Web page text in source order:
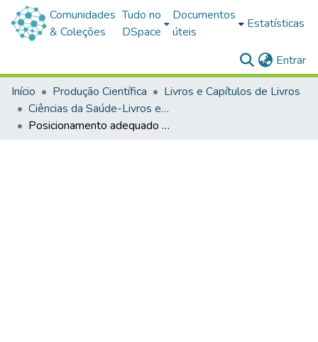
Comunidades
& Coleções
Tudo no
DSpace
Documentos
úteis
Estatísticas
Entrar
Início Produção Científica
Livros e Capítulos de Livros
Ciências da Saúde-Livros e Capítulos de Livros
Posicionamento adequado no leito após Acidente Vascular Cerebral (AVC) [folder]